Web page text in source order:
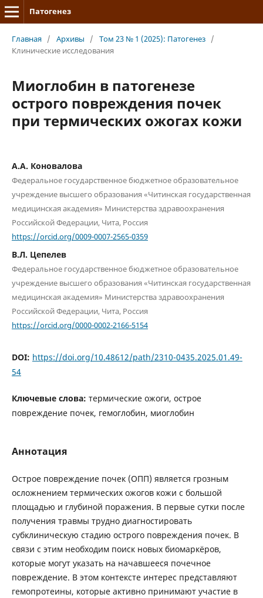
Патогенез
Главная / Архивы / Том 23 № 1 (2025): Патогенез /
Клинические исследования
Миоглобин в патогенезе
острого повреждения почек
при термических ожогах кожи
А.А. Коновалова
Федеральное государственное бюджетное образовательное
учреждение высшего образования «Читинская государственная
медицинская академия» Министерства здравоохранения
Российской Федерации, Чита, Россия
https://orcid.org/0009-0007-2565-0359
В.Л. Цепелев
Федеральное государственное бюджетное образовательное
учреждение высшего образования «Читинская государственная
медицинская академия» Министерства здравоохранения
Российской Федерации, Чита, Россия
https://orcid.org/0000-0002-2166-5154
DOI: https://doi.org/10.48612/path/2310-0435.2025.01.49-
54
Ключевые слова: термические ожоги, острое
повреждение почек, гемоглобин, миоглобин
Аннотация
Острое повреждение почек (ОПП) является грозным
осложнением термических ожогов кожи с большой
площадью и глубиной поражения. В первые сутки после
получения травмы трудно диагностировать
субклиническую стадию острого повреждения почек. В
связи с этим необходим поиск новых биомаркёров,
которые могут указать на начавшееся почечное
повреждение. В этом контексте интерес представляют
гемопротеины, которые активно принимают участие в